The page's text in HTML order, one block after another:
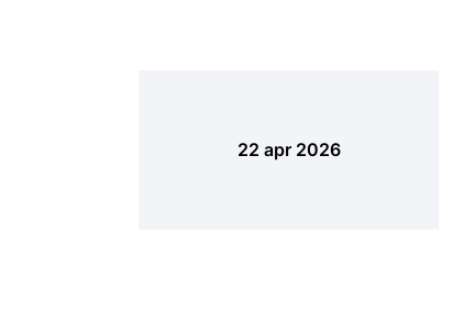
22 apr 2026